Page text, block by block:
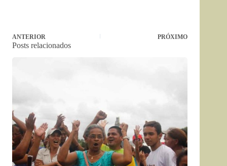
ANTERIOR PRÓXIMO
Posts relacionados